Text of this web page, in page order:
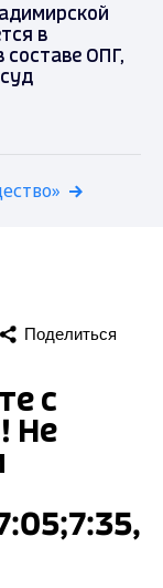
в
составе ОПГ,
Поделиться
с
Не